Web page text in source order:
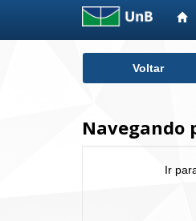
Voltar
Navegando
Ir